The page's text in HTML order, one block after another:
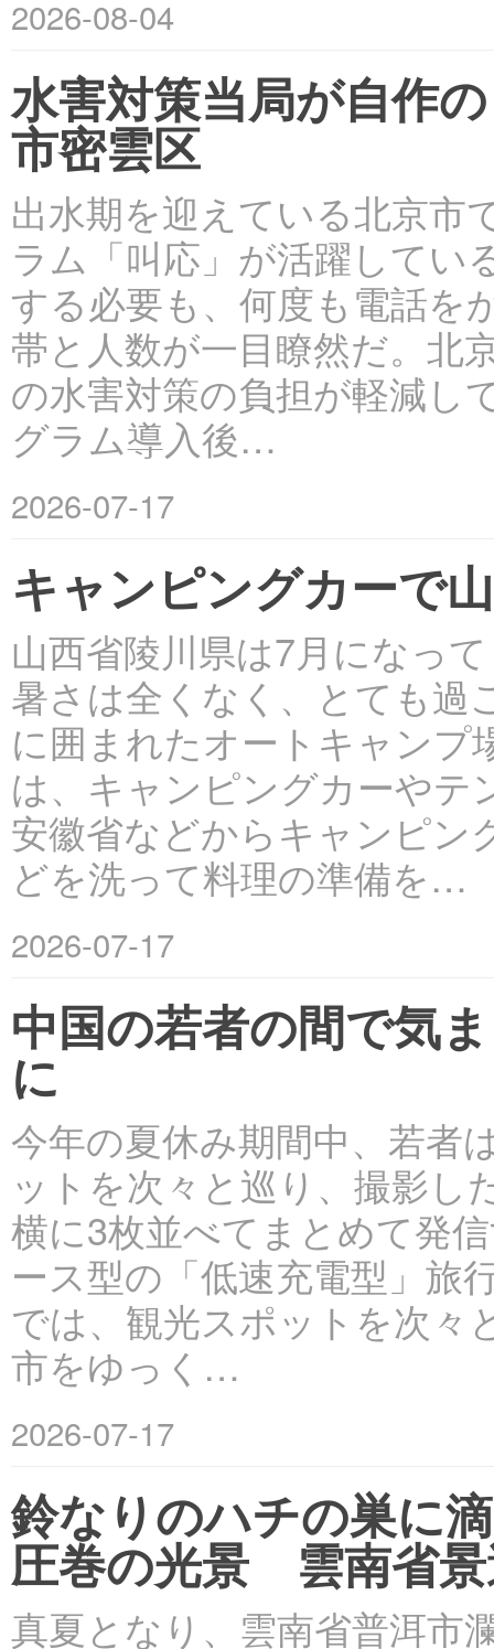
2026-08-04
水害対策当局が自作
市密雲区
出水期を迎えている北京市
ラム「叫応」が活躍してい
する必要も、何度も電話を
帯と人数が一目瞭然だ。北
の水害対策の負担が軽減し
グラム導入後…
2026-07-17
キャンピングカーで
山西省陵川県は7月になっ
暑さは全くなく、とても過
に囲まれたオートキャンプ
は、キャンピングカーやテ
安徽省などからキャンピン
どを洗って料理の準備を…
2026-07-17
中国の若者の間で気
に
今年の夏休み期間中、若者
ットを次々と巡り、撮影し
横に3枚並べてまとめて発
ース型の「低速充電型」旅
では、観光スポットを次々
市をゆっく…
2026-07-17
鈴なりのハチの巣に
圧巻の光景 雲南省景
真夏となり、雲南省普洱市